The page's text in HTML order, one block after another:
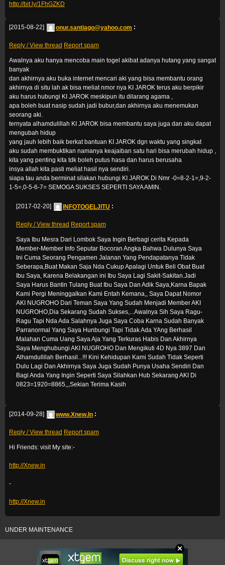
http://bit.ly/1FhGZKD
[2015-08-22] onur.santiago@yahoo.com :
Reply / View thread Report spam
Awalnya aku hanya mencoba main togel akibat adanya hutang yang sangat
banyak
dan akhirnya aku buka internet mencari aki yang bisa membantu orang
akhirnya di situ lah ak bisa meliat nmor nya KI JAROK terus aku berpikir
aku harus hubungi KI JAROK meskipun itu dilarang agama ,
apa boleh buat nasip sudah jadi bubur,dan akhirnya aku menemukan
seorang aki.
ternyata alhamdulillah KI JAROK bisa membantu saya juga dan aku dapat
mengubah hidup
yang jauh lebih baik berkat bantuan KI JAROK dgn waktu yang singkat
aku sudah membuktikan namanya keajaiban satu hari bisa merubah hidup ,
kita yang penting kita tdk boleh putus hasa dan harus berusaha
insya allah kita pasti meliat hasil nya sendiri.
siapa tau anda berminat silakan hubungi KI JAROK Di Nmr -0=8-2-1=,9-2-
1-5=,0-5-6-7= SEMOGA SUKSES SEPERTI SAYA AMIN.
[2017-02-20] INFOTOGELJITU :
Reply / View thread Report spam
Saya Ibu Mesra Dari Lombok Saya Ingin Berbagi cerita Kepada
Member-Member Info Seputar Bocoran Angka Bahwa Dulunya Saya
Ini Cuma Seorang Pengamen Jalanan Yang Pendapatanya Tidak
Seberapa,Buat Makan Saja Nda Cukup Apalagi Untuk Beli Obat Buat
Ibu Saya, Karena Belakangan ini Ibu Saya Lagi Sakit-Sakitan.Jadi
Saya Harus Bantin Tulang Buat Ibu Saya Dan Adik Saya,Karna Bapak
Kami Pergi Meninggalkan Kami Entah Kemana,, Saya Dapat Nomor
AKI NUGROHO Dari Teman Saya Yang Sudah Menjadi Member AKI
NUGROHO,Dia Sekarang Sudah Sukses,...Awalnya Sih Saya Ragu-
Ragu Tapi Nda Ada Salahnya Juga Saya Coba Karna Sudah Banyak
Parranormal Yang Saya Hunbungi Tapi Tidak Ada YAng Berhasil
Malahan Cuma Uang Saya Aja Yang Terkuras Habis Dan Akhirnya
Saya Menghubungi AKI NUGROHO Dan Mengikuti 4D Nya 3897 Dan
Alhamdullilah Berhasil...!!! Kini Kehidupan Kami Sudah Tidak Seperti
Dulu Lagi Dan Akhirnya Saya Juga Sudah Punya Usaha Sendiri Dan
Bagi Anda Yang Ingin Seperti Saya Silahkan Hub Sekarang AKI Di
0823=1920=8865,,,Sekian Terima Kasih
[2014-09-28] www.Xnew.In :
Reply / View thread Report spam
Hi Friends: visit My site:-
http://Xnew.in
-
http://Xnew.in
UNDER MAINTENANCE